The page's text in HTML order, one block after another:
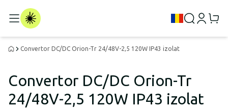
Convertor DC/DC Orion-Tr 24/48V-2,5 120W IP43 izolat
Convertor DC/DC Orion-Tr
24/48V-2,5 120W IP43 izolat